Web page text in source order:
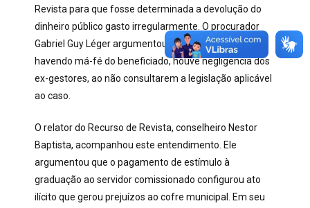
Revista para que fosse determinada a devolução do
dinheiro público gasto irregularmente. O procurador
Gabriel Guy Léger argumentou que, mesmo não
havendo má-fé do beneficiado, houve negligência dos
ex-gestores, ao não consultarem a legislação aplicável
ao caso.
O relator do Recurso de Revista, conselheiro Nestor
Baptista, acompanhou este entendimento. Ele
argumentou que o pagamento de estímulo à
graduação ao servidor comissionado configurou ato
ilícito que gerou prejuízos ao cofre municipal. Em seu